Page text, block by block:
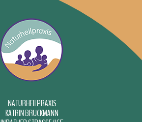
NATURHEILPRAXIS
KATRIN BRUCKMANN